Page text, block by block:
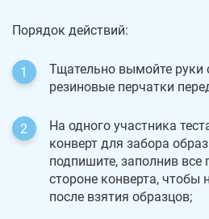
Порядок действий:
Тщательно вымойте
резиновые перчатки
На одного участника
конверт для забора
подпишите, заполнив все
стороне конверта, чтобы
после взятия образцов;